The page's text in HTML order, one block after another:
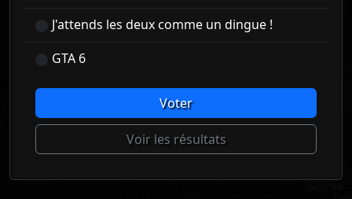
J'attends les deux comme un dingue !
GTA 6
Voter
Voir les résultats